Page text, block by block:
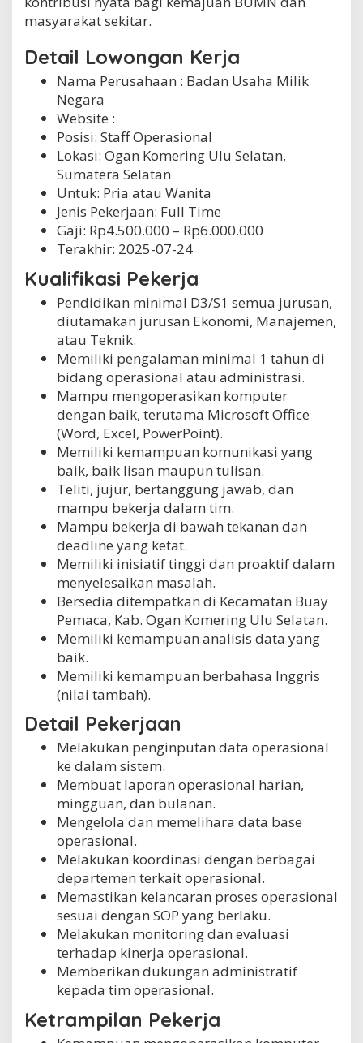
a
a
n
masyarakat sekitar.
Detail Lowongan Kerja
Nama Perusahaan : Badan Usaha Milik
Negara
Website :
Posisi: Staff Operasional
Lokasi: Ogan Komering Ulu Selatan,
Sumatera Selatan
Untuk: Pria atau Wanita
Jenis Pekerjaan: Full Time
Gaji: Rp4.500.000 – Rp6.000.000
Terakhir: 2025-07-24
Kualifikasi Pekerja
Pendidikan minimal D3/S1 semua jurusan,
diutamakan jurusan Ekonomi, Manajemen,
atau Teknik.
Memiliki pengalaman minimal 1 tahun di
bidang operasional atau administrasi.
Mampu mengoperasikan komputer
dengan baik, terutama Microsoft Office
(Word, Excel, PowerPoint).
Memiliki kemampuan komunikasi yang
baik, baik lisan maupun tulisan.
Teliti, jujur, bertanggung jawab, dan
mampu bekerja dalam tim.
Mampu bekerja di bawah tekanan dan
deadline yang ketat.
Memiliki inisiatif tinggi dan proaktif dalam
menyelesaikan masalah.
Bersedia ditempatkan di Kecamatan Buay
Pemaca, Kab. Ogan Komering Ulu Selatan.
Memiliki kemampuan analisis data yang
baik.
Memiliki kemampuan berbahasa Inggris
(nilai tambah).
Detail Pekerjaan
Melakukan penginputan data operasional
ke dalam sistem.
Membuat laporan operasional harian,
mingguan, dan bulanan.
Mengelola dan memelihara data base
operasional.
Melakukan koordinasi dengan berbagai
departemen terkait operasional.
Memastikan kelancaran proses operasional
sesuai dengan SOP yang berlaku.
Melakukan monitoring dan evaluasi
terhadap kinerja operasional.
Memberikan dukungan administratif
kepada tim operasional.
Ketrampilan Pekerja